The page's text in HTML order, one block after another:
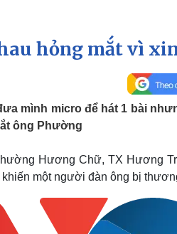
Dấu ấn VOV
sự - Quốc phòng
khí
Phân tích
Thể
Thế
eSports
Hậu
Đời sống
Nhà đẹp
Sân
hỏng mắt vì
mình micro để hát 1 bài
ông Phường
Hương Chữ, TX Hương
một người đàn ông bị